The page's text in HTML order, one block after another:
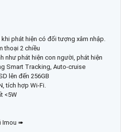
phát hiện có đối tượng xâm nhập.
thoại 2 chiều
như phát hiện con người, phát hiện
Smart Tracking, Auto-cruise
lên đến 256GB
tích hợp Wi-Fi.
<5W